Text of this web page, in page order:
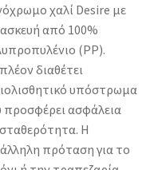
χαλί Desire με
από 100%
(PP).
διαθέτει
υπόστρωμα
προσφέρει ασφάλεια
Η
πρόταση για το